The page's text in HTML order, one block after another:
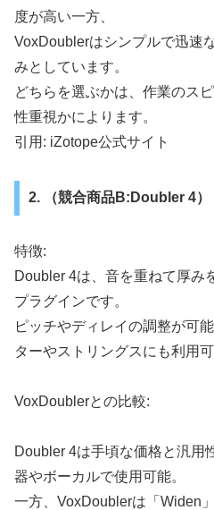
度が高い一方、
VoxDoublerはシンプルで迅速
みとしています。
どちらを選ぶかは、作業のス
性重視かによります。
引用: iZotope公式サイト
2. （競合商品B:Doubler 4）
特徴:
Doubler 4は、音を重ねて厚み
プラグインです。
ピッチやディレイの調整が可
ターやストリングスにも利用可
VoxDoublerとの比較:
Doubler 4は手頃な価格と汎用
器やボーカルで使用可能。
一方、VoxDoublerは「Widen